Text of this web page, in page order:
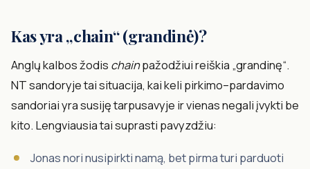
Kas yra „chain“ (grandinė)?
Anglų kalbos žodis chainpažodžiui reiškia „grandinę“.
NT sandoryje tai situacija, kai keli pirkimo–pardavimo
sandoriai yra susiję tarpusavyje ir vienas negali įvykti be
kito. Lengviausia tai suprasti pavyzdžiu:
Jonas nori nusipirkti namą, bet pirma turi parduoti